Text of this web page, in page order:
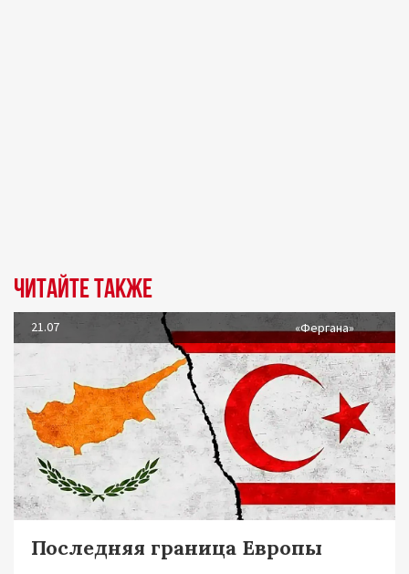
Читайте также
21.07 «Фергана»
Последняя граница Европы